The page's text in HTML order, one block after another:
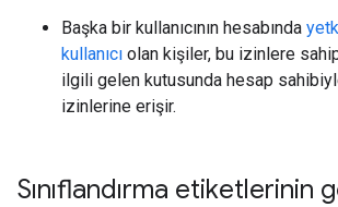
Başka bir kullanıcının hesabında
kullanıcı olan kişiler, bu izinlere
ilgili gelen kutusunda hesap
izinlerine erişir.
Sınıflandırma etiketlerinin